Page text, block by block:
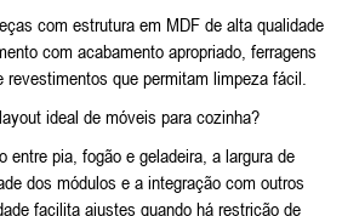
com estrutura em MDF de alta qualidade
com acabamento apropriado, ferragens
que permitam limpeza fácil.
ideal de móveis para cozinha?
entre pia, fogão e geladeira, a largura de
dos módulos e a integração com outros
facilita ajustes quando há restrição de